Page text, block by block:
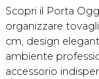
Scopri il Porta
organizzare
cm, design
ambiente
accessorio